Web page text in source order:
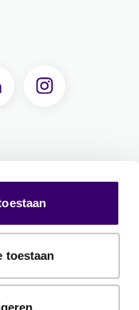
toestaan